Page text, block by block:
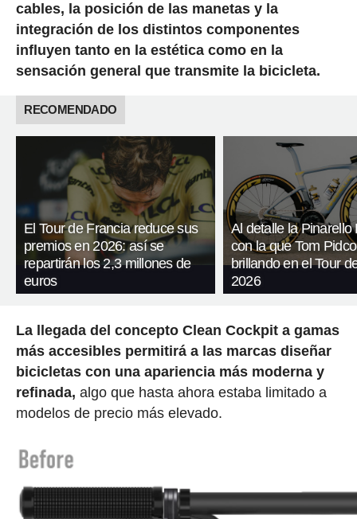
cables, la posición de las manetas y la
integración de los distintos componentes
influyen tanto en la estética como en la
sensación general que transmite la bicicleta.
RECOMENDADO
El Tour de Francia reduce sus
premios en 2026: así se
repartirán los 2,3 millones de
euros
Al detalle la Pinarello
con la que Tom
brillando en el Tour
2026
La llegada del concepto Clean Cockpit a gamas
más accesibles permitirá a las marcas diseñar
bicicletas con una apariencia más moderna y
refinada, algo que hasta ahora estaba limitado a
modelos de precio más elevado.